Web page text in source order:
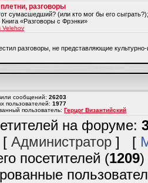
разговоры
сумасшедший? (или кто мог бы его
«Разговоры с Фрэнки»
Velehov
разговоры, не представляющие культурно-
сообщений: 26203
пользователей: 1977
пользователь: Герцог Византийский
на форуме:
[ Администратор ] [
посетителей (1209)